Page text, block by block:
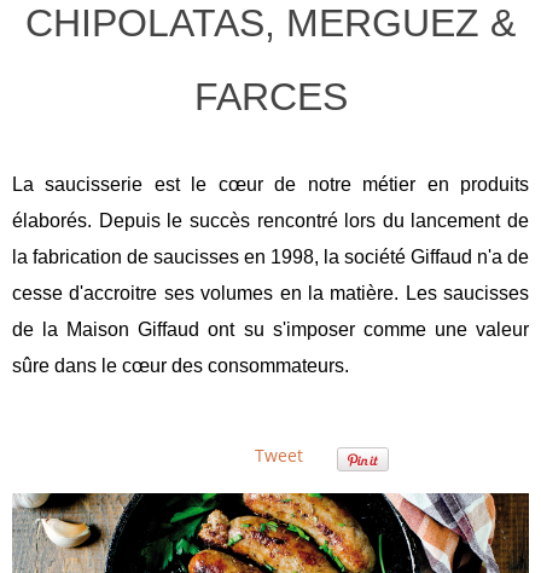
CHIPOLATAS, MERGUEZ &
FARCES
La saucisserie est le cœur de notre métier en produits
élaborés. Depuis le succès rencontré lors du lancement de
la fabrication de saucisses en 1998, la société Giffaud n'a de
cesse d'accroitre ses volumes en la matière. Les saucisses
de la Maison Giffaud ont su s'imposer comme une valeur
sûre dans le cœur des consommateurs.
Tweet